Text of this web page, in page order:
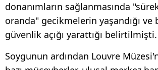
donanımların sağlanmasında
oranda" gecikmelerin yaşandığı
güvenlik açığı yarattığı belirtilmişti.
Soygunun ardından Louvre